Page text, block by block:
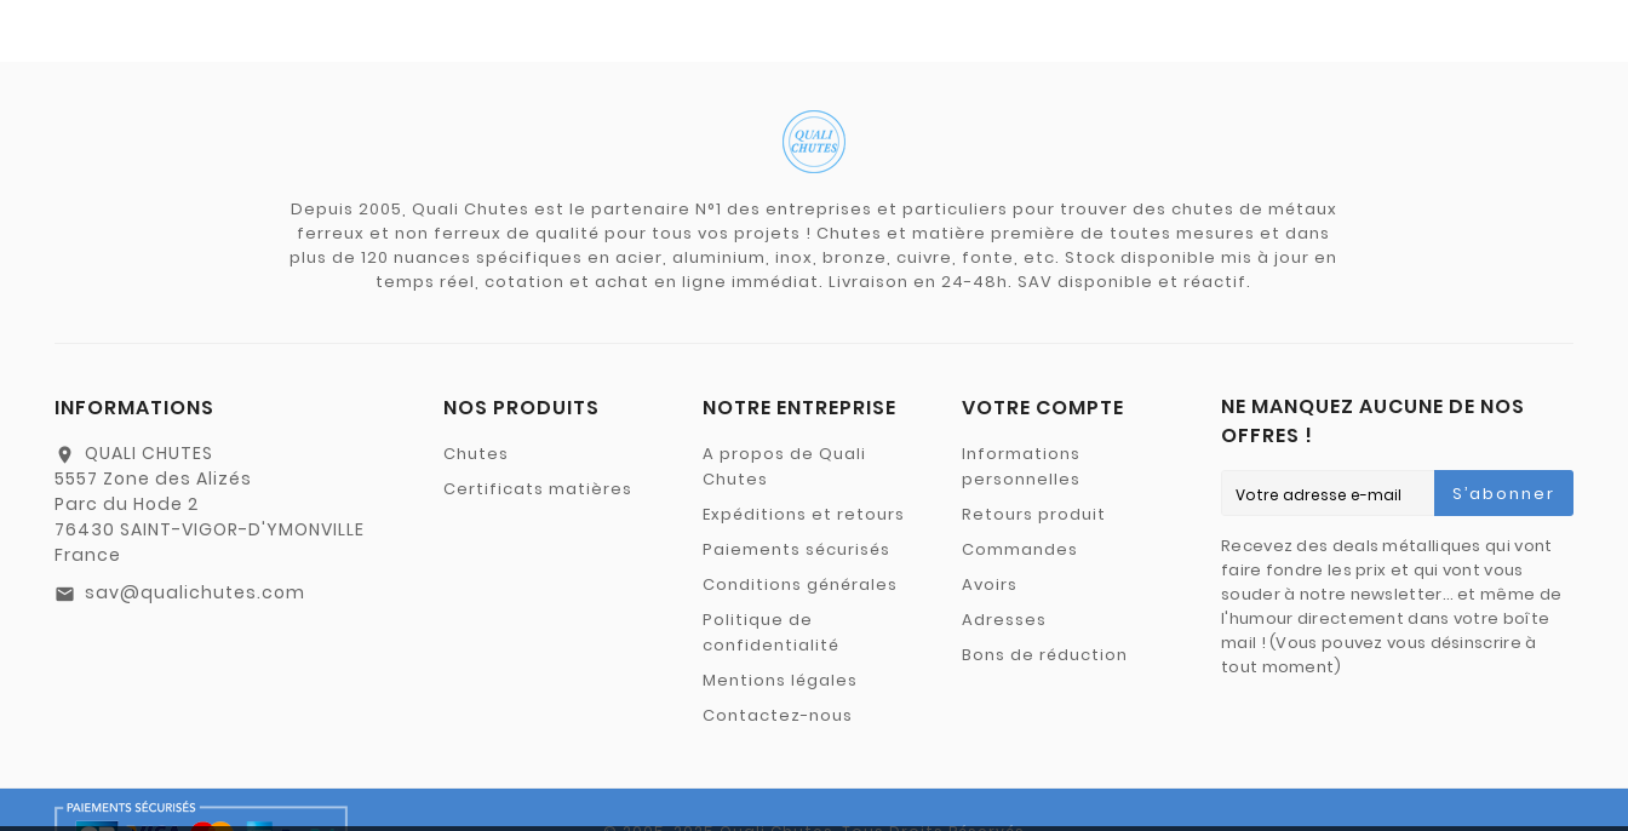
Depuis 2005, Quali Chutes est le partenaire N°1 des entreprises et particuliers pour trouver des chutes de métaux
ferreux et non ferreux de qualité pour tous vos projets ! Chutes et matière première de toutes mesures et dans
plus de 120 nuances spécifiques en acier, aluminium, inox, bronze, cuivre, fonte, etc. Stock disponible mis à jour en
temps réel, cotation et achat en ligne immédiat. Livraison en 24-48h. SAV disponible et réactif.
INFORMATIONS
location_on
QUALI CHUTES
5557 Zone des Alizés
Parc du Hode 2
76430 SAINT-VIGOR-D'YMONVILLE
France
email sav@qualichutes.com
NOS PRODUITS
Chutes
Certificats matières
NOTRE ENTREPRISE
A propos de Quali
Chutes
Expéditions et retours
Paiements sécurisés
Conditions générales
Politique de
confidentialité
Mentions légales
Contactez-nous
VOTRE COMPTE
Informations
personnelles
Retours produit
Commandes
Avoirs
Adresses
Bons de réduction
NE MANQUEZ AUCUNE DE NOS
OFFRES !
S’abonner
Recevez des deals métalliques qui vont
faire fondre les prix et qui vont vous
souder à notre newsletter… et même de
l'humour directement dans votre boîte
mail ! (Vous pouvez vous désinscrire à
tout moment)